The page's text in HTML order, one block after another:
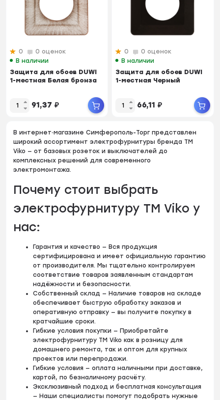
0
0 оценок
В наличии
Защита для обоев DUWI
1-местная Белая бронза
91,37 ₽
0
0 оценок
В наличии
Защита для обоев DUWI
1-местная Черный
66,11 ₽
В интернет‑магазине Симферополь-Торг представлен
широкий ассортимент электрофурнитуры бренда TM
Viko — от базовых розеток и выключателей до
комплексных решений для современного
электромонтажа.
Почему стоит выбрать
электрофурнитуру TM Viko у
нас:
Гарантия и качество — Вся продукция
сертифицирована и имеет официальную гарантию
от производителя. Мы тщательно контролируем
соответствие товаров заявленным стандартам
надёжности и безопасности.
Собственный склад — Наличие товаров на складе
обеспечивает быструю обработку заказов и
оперативную отправку — вы получите покупку в
кратчайшие сроки.
Гибкие условия покупки — Приобретайте
электрофурнитуру TM Viko как в розницу для
домашнего ремонта, так и оптом для крупных
проектов или перепродажи.
Гибкие условия — оплата наличными при доставке,
картой, по безналичному расчёту.
Эксклюзивный подход и бесплатная консультация
— Наши специалисты помогут подобрать нужные